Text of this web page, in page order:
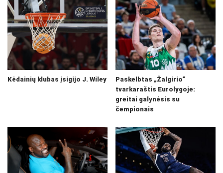
Kėdainių klubas įsigijo J. Wiley
Paskelbtas „Žalgirio“
tvarkaraštis Eurolygoje:
greitai galynėsis su
čempionais